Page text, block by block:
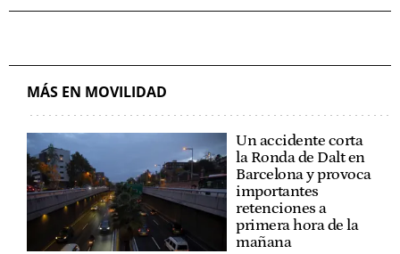
MÁS EN MOVILIDAD
Un accidente corta
la Ronda de Dalt en
Barcelona y provoca
importantes
retenciones a
primera hora de la
mañana